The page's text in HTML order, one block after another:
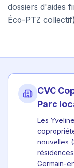
dossiers d'aides
Éco-PTZ
CVC
Parc
Les
nouvelles
Germain-